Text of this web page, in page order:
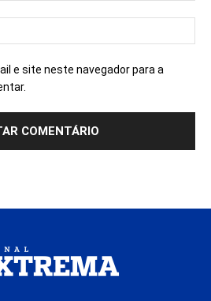
e site neste navegador para a